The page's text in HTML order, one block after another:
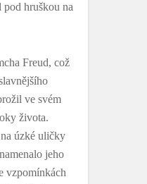
pod hruškou na
Freud, což
ve svém
života.
úzké uličky
jeho
vzpomínkách